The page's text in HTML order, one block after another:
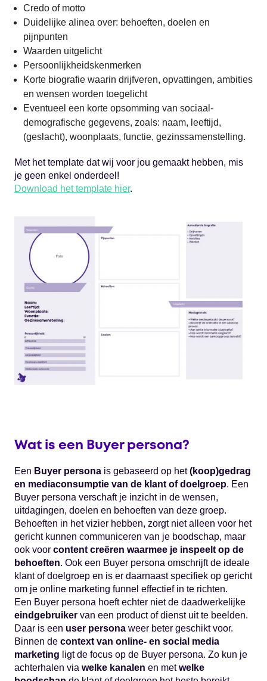
Credo of motto
Duidelijke alinea over: behoeften, doelen en
pijnpunten
Waarden uitgelicht
Persoonlijkheidskenmerken
Korte biografie waarin drijfveren, opvattingen, ambities
en wensen worden toegelicht
Eventueel een korte opsomming van sociaal-
demografische gegevens, zoals: naam, leeftijd,
(geslacht), woonplaats, functie, gezinssamenstelling.
Met het template dat wij voor jou gemaakt hebben, mis
je geen enkel onderdeel!
Download het template hier.
Wat is een Buyer persona?
Een Buyer persona is gebaseerd op het(koop)gedrag
en mediaconsumptie van de klant of doelgroep. Een
Buyer persona verschaft je inzicht in de wensen,
uitdagingen, doelen en behoeften van deze groep.
Behoeften in het vizier hebben, zorgt niet alleen voor het
gericht kunnen communiceren van je boodschap, maar
ook voor content creëren waarmee je inspeelt op de
behoeften. Ook een Buyer persona omschrijft de ideale
klant of doelgroep en is er daarnaast specifiek op gericht
om je online marketing funnel effectief in te richten.
Een Buyer persona hoeft echter niet de daadwerkelijke
eindgebruiker van een product of dienst uit te beelden.
Daar is een user persona weer beter geschikt voor.
Binnen de context van online- en social media
marketing ligt de focus op de Buyer persona. Zo kun je
achterhalen via welke kanalen en metwelke